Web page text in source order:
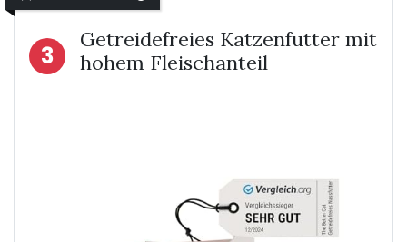
3
Getreidefreies Katzenfutter mit
hohem Fleischanteil